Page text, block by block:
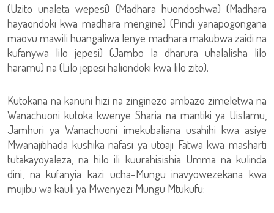
(Uzito unaleta wepesi) (Madhara huondoshwa) (Madhara
hayaondoki kwa madhara mengine) (Pindi yanapogongana
maovu mawili huangaliwa lenye madhara makubwa zaidi na
kufanywa lilo jepesi) (Jambo la dharura uhalalisha lilo
haramu) na (Lilo jepesi haliondoki kwa lilo zito).
Kutokana na kanuni hizi na zinginezo ambazo zimeletwa na
Wanachuoni kutoka kwenye Sharia na mantiki ya Uislamu,
Jamhuri ya Wanachuoni imekubaliana usahihi kwa asiye
Mwanajitihada kushika nafasi ya utoaji Fatwa kwa masharti
tutakayoyaleza, na hilo ili kuurahisishia Umma na kulinda
dini, na kufanyia kazi ucha-Mungu inavyowezekana kwa
mujibu wa kauli ya Mwenyezi Mungu Mtukufu: